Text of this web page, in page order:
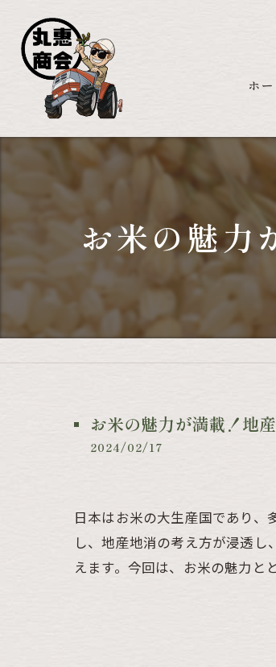
ホー
お米の魅力
お米の魅力が満載！地
2024/02/17
日本はお米の大生産国であり
し、地産地消の考え方が浸透
えます。今回は、お米の魅力と